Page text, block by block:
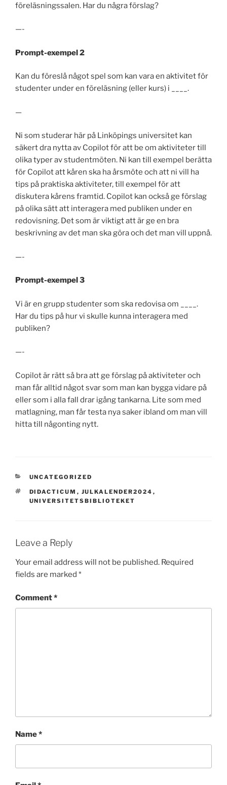
föreläsningssalen. Har du några förslag?
—-
Prompt-exempel 2
Kan du föreslå något spel som kan vara en aktivitet för
studenter under en föreläsning (eller kurs) i ____.
—
Ni som studerar här på Linköpings universitet kan
säkert dra nytta av Copilot för att be om aktiviteter till
olika typer av studentmöten. Ni kan till exempel berätta
för Copilot att kåren ska ha årsmöte och att ni vill ha
tips på praktiska aktiviteter, till exempel för att
diskutera kårens framtid. Copilot kan också ge förslag
på olika sätt att interagera med publiken under en
redovisning. Det som är viktigt att är ge en bra
beskrivning av det man ska göra och det man vill uppnå.
—-
Prompt-exempel 3
Vi är en grupp studenter som ska redovisa om ____.
Har du tips på hur vi skulle kunna interagera med
publiken?
—-
Copilot är rätt så bra att ge förslag på aktiviteter och
man får alltid något svar som man kan bygga vidare på
eller som i alla fall drar igång tankarna. Lite som med
matlagning, man får testa nya saker ibland om man vill
hitta till någonting nytt.
CATEGORIES
UNCATEGORIZED
TAGS
DIDACTICUM , JULKALENDER2024 ,
UNIVERSITETSBIBLIOTEKET
Leave a Reply
Your email address will not be published. Required
fields are marked *
Comment*
Name*